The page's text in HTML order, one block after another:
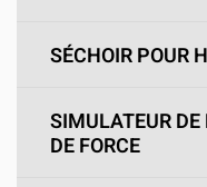
SÉCHOIR POUR
SIMULATEUR DE
DE FORCE